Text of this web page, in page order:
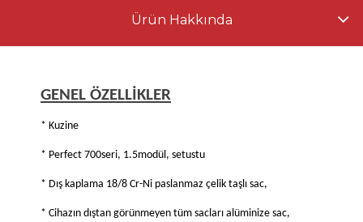
Ürün Hakkında
GENEL ÖZELLİKLER
* Kuzine
* Perfect 700seri, 1.5modül, setustu
* Dış kaplama 18/8 Cr-Ni paslanmaz çelik taşlı sac,
* Cihazın dıştan görünmeyen tüm sacları alüminize sac,